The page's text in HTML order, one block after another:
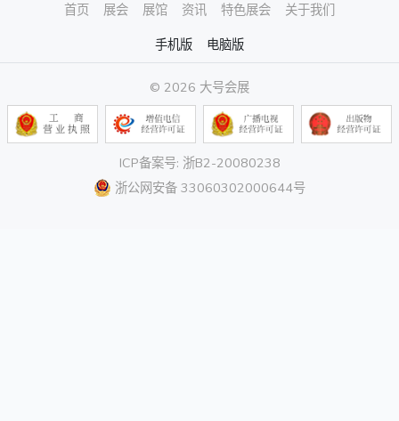
首页 展会 展馆 资讯 特色展会
关于我们
手机版
电脑版
© 2026 大号会展
ICP备案号: 浙B2-20080238
浙公网安备 33060302000644号